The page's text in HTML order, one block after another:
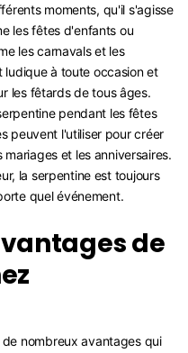
moments, qu'il s'agisse
les fêtes d'enfants ou
les carnavals et les
ludique à toute occasion et
les fêtards de tous âges.
pendant les fêtes
peuvent l'utiliser pour créer
et les anniversaires.
la serpentine est toujours
quel événement.
de
nombreux avantages qui